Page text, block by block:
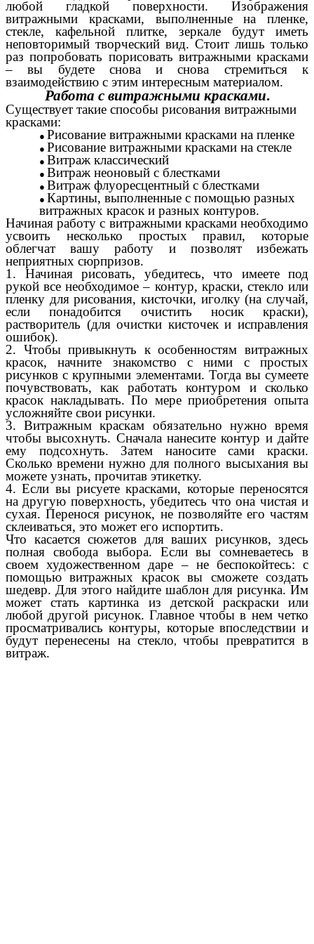
любой гладкой поверхности. Изображения
витражными красками, выполненные на пленке,
стекле, кафельной плитке, зеркале будут иметь
неповторимый творческий вид. Стоит лишь только
раз попробовать порисовать витражными красками
– вы будете снова и снова стремиться к
взаимодействию с этим интересным материалом.
Работа с витражными красками.
Существует такие способы рисования витражными
красками:
Рисование витражными красками на пленке
Рисование витражными красками на стекле
Витраж классический
Витраж неоновый с блестками
Витраж флуоресцентный с блестками
Картины, выполненные с помощью разных
витражных красок и разных контуров.
Начиная работу с витражными красками необходимо
усвоить несколько простых правил, которые
облегчат вашу работу и позволят избежать
неприятных сюрпризов.
1. Начиная рисовать, убедитесь, что имеете под
рукой все необходимое – контур, краски, стекло или
пленку для рисования, кисточки, иголку (на случай,
если понадобится очистить носик краски),
растворитель (для очистки кисточек и исправления
ошибок).
2. Чтобы привыкнуть к особенностям витражных
красок, начните знакомство с ними с простых
рисунков с крупными элементами. Тогда вы сумеете
почувствовать, как работать контуром и сколько
красок накладывать. По мере приобретения опыта
усложняйте свои рисунки.
3. Витражным краскам обязательно нужно время
чтобы высохнуть. Сначала нанесите контур и дайте
ему подсохнуть. Затем наносите сами краски.
Сколько времени нужно для полного высыхания вы
можете узнать, прочитав этикетку.
4. Если вы рисуете красками, которые переносятся
на другую поверхность, убедитесь что она чистая и
сухая. Перенося рисунок, не позволяйте его частям
склеиваться, это может его испортить.
Что касается сюжетов для ваших рисунков, здесь
полная свобода выбора. Если вы сомневаетесь в
своем художественном даре – не беспокойтесь: с
помощью витражных красок вы сможете создать
шедевр. Для этого найдите шаблон для рисунка. Им
может стать картинка из детской раскраски или
любой другой рисунок. Главное чтобы в нем четко
просматривались контуры, которые впоследствии и
будут перенесены на стекло,чтобы превратится в
витраж.